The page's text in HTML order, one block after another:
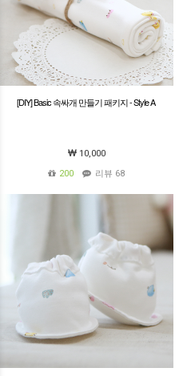
[DIY] Basic 속싸개 만들기 패키지 - Style A
10,000
200
리뷰 68